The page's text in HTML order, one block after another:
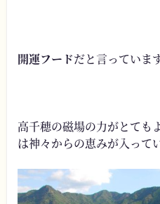
開運フードだと言っています
高千穂の磁場の力がとても
は神々からの恵みが入って